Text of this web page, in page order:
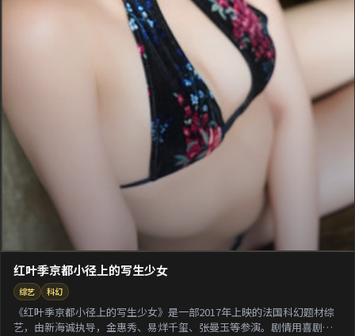
红叶季京都小径上的写生少女
综艺 科幻
《红叶季京都小径上的写生少女》是一部2017年上映的法国科幻题材综
艺，由新海诚执导，金惠秀、易烊千玺、张曼玉等参演。剧情用喜剧外